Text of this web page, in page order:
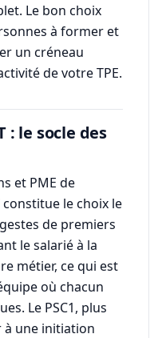
Le bon choix
à former et
un créneau
de votre TPE.
: le socle des
et PME de
constitue le choix le
de premiers
le salarié à la
métier, ce qui est
où chacun
Le PSC1, plus
à une initiation